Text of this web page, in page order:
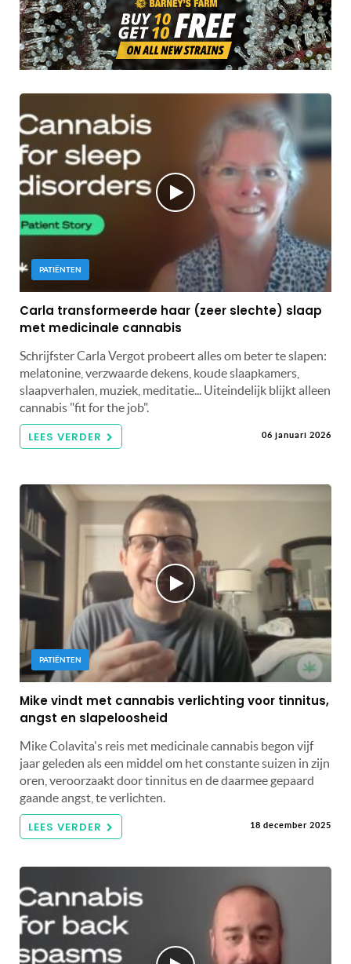
PATIËNTEN
Carla transformeerde haar (zeer slechte) slaap
met medicinale cannabis
Schrijfster Carla Vergot probeert alles om beter te slapen:
melatonine, verzwaarde dekens, koude slaapkamers,
slaapverhalen, muziek, meditatie... Uiteindelijk blijkt alleen
cannabis "fit for the job".
LEES VERDER 06 januari 2026
PATIËNTEN
Mike vindt met cannabis verlichting voor tinnitus,
angst en slapeloosheid
Mike Colavita's reis met medicinale cannabis begon vijf
jaar geleden als een middel om het constante suizen in zijn
oren, veroorzaakt door tinnitus en de daarmee gepaard
gaande angst, te verlichten.
LEES VERDER 18 december 2025